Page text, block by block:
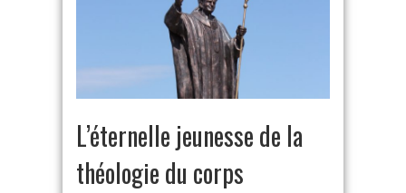
L’éternelle jeunesse de la
théologie du corps